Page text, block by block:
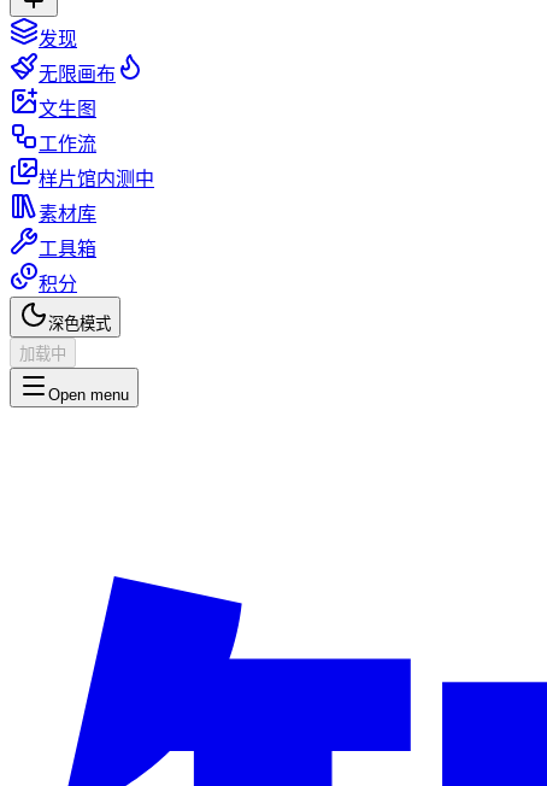
发现
无限画布
文生图
工作流
样片馆内测中
素材库
工具箱
积分
深色模式
加载中
Open menu